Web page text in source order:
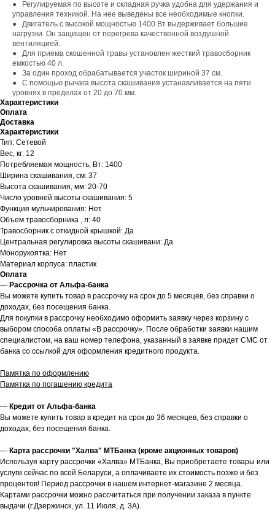
● Регулируемая по высоте и складная ручка удобна для удержания и
управления техникой. На нее выведены все необходимые кнопки.
● Двигатель с высокой мощностью 1400 Вт выдерживает большие
нагрузки. Он защищен от перегрева качественной воздушной
вентиляцией.
● Для приема скошенной травы установлен жесткий травосборник
емкостью 40 л.
● За один проход обрабатывается участок шириной 37 см.
● С помощью рычага высота скашивания устанавливается на пяти
уровнях в пределах от 20 до 70 мм.
Характеристики
Оплата
Доставка
Характеристики
Тип: Сетевой
Вес, кг: 12
Потребляемая мощность, Вт: 1400
Ширина скашивания, см: 37
Высота скашивания, мм: 20-70
Число уровней высоты скашивания: 5
Функция мульчирования: Нет
Объем травосборника , л: 40
Травосборник с откидной крышкой: Да
Центральная регулировка высоты скашивани: Да
Монорукоятка: Нет
Материал корпуса: пластик
Оплата
— Рассрочка от Альфа-банка
Вы можете купить товар в рассрочку на срок до 5 месяцев, без справки о
доходах, без посещения банка.
Для покупки в рассрочку необходимо оформить заявку через корзину с
выбором способа оплаты «В рассрочку». После обработки заявки нашим
специалистом, на ваш номер телефона, указанный в заявке придет СМС от
банка со ссылкой для оформления кредитного продукта.
Памятка по оформлению
Памятка по погашению кредита
— Кредит от Альфа-банка
Вы можете купить товар в кредит на срок до 36 месяцев, без справки о
доходах, без посещения банка.
— Карта рассрочки "Халва" МТБанка (кроме акционных товаров)
Используя карту рассрочки «Халва» МТБанка, Вы приобретаете товары или
услуги сейчас по всей Беларуси, а оплачиваете их стоимость позже и без
процентов! Период рассрочки в нашем интернет-магазине 2 месяца.
Картами рассрочки можно рассчитаться при получении заказа в пункте
выдачи (г.Дзержинск, ул. 11 Июля, д. 3А).